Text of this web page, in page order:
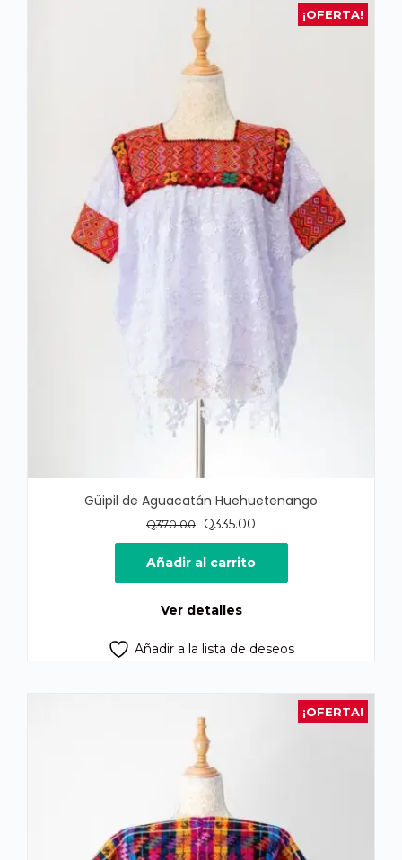
¡OFERTA!
Güipil de Aguacatán Huehuetenango
Q370.00
El
precio
original
era:
Q335.00
precio
actual
es:
Añadir al carrito
Ver detalles
Añadir a la lista de deseos
¡OFERTA!